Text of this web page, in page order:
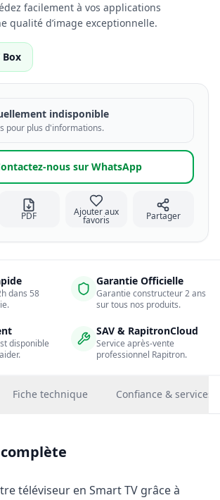
facilement à vos applications
qualité d’image exceptionnelle.
Box
indisponible
pour plus d'informations.
nous sur WhatsApp
PDF Ajouter aux
favoris Partager
dans 58
Garantie Officielle
Garantie constructeur 2 ans
sur tous nos produits.
disponible
SAV & RapitronCloud
Service après-vente
professionnel Rapitron.
Fiche technique Confiance & services
téléviseur en Smart TV grâce à